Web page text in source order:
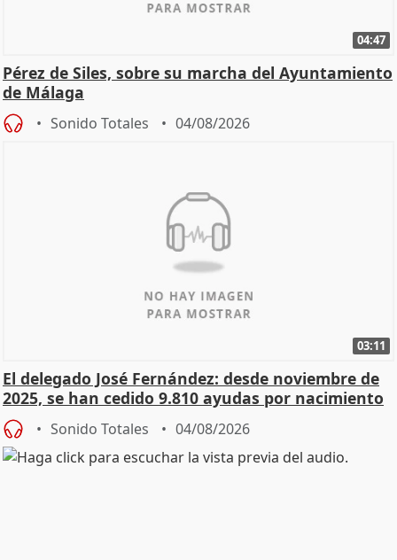
04:47
Pérez de Siles, sobre su marcha del Ayuntamiento
de Málaga
Sonido Totales 04/08/2026
03:11
El delegado José Fernández: desde noviembre de
2025, se han cedido 9.810 ayudas por nacimiento
Sonido Totales 04/08/2026